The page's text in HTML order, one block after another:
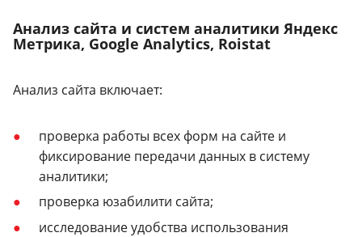
Анализ сайта и систем аналитики Яндекс
Метрика, Google Analytics, Roistat
Анализ сайта включает:
проверка работы всех форм на сайте и
фиксирование передачи данных в систему
аналитики;
проверка юзабилити сайта;
исследование удобства использования